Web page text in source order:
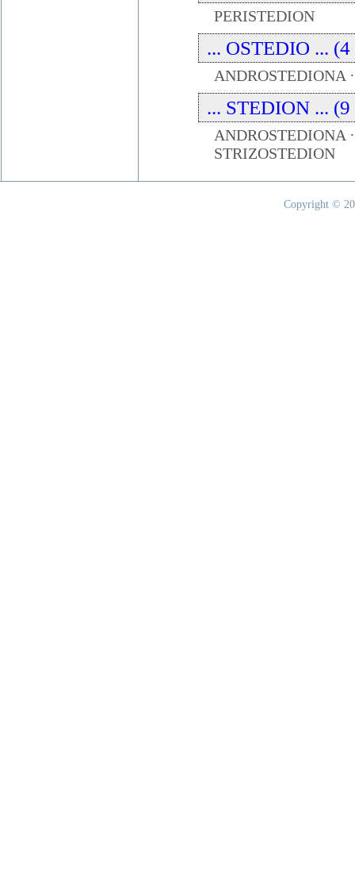
PERISTEDION
... OSTEDIO ... (4
ANDROSTEDIONA
... STEDION ... (9
ANDROSTEDIONA
STRIZOSTEDION
Copyright ©